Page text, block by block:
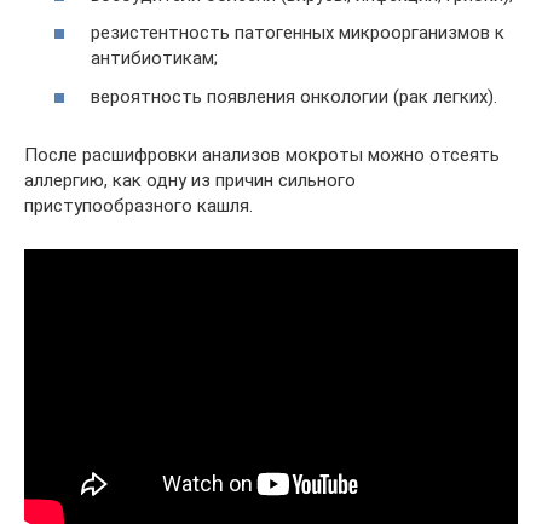
резистентность патогенных микроорганизмов к
антибиотикам;
вероятность появления онкологии (рак легких).
После расшифровки анализов мокроты можно отсеять
аллергию, как одну из причин сильного
приступообразного кашля.